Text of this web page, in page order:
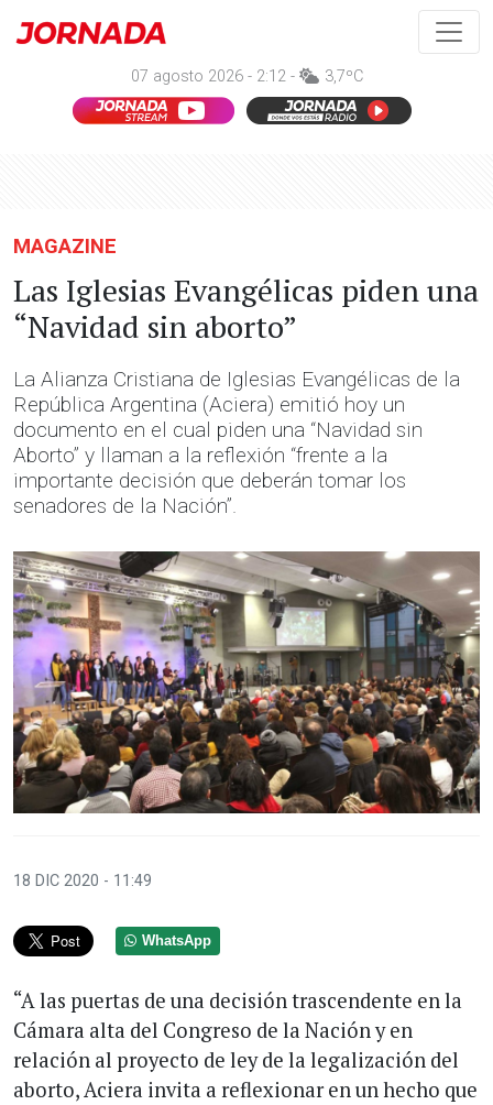
07 agosto 2026 - 2:12 - 3,7ºC
MAGAZINE
Las Iglesias Evangélicas piden una
“Navidad sin aborto”
La Alianza Cristiana de Iglesias Evangélicas de la
República Argentina (Aciera) emitió hoy un
documento en el cual piden una “Navidad sin
Aborto” y llaman a la reflexión “frente a la
importante decisión que deberán tomar los
senadores de la Nación”.
18 DIC 2020 - 11:49
WhatsApp
“A las puertas de una decisión trascendente en la
Cámara alta del Congreso de la Nación y en
relación al proyecto de ley de la legalización del
aborto, Aciera invita a reflexionar en un hecho que